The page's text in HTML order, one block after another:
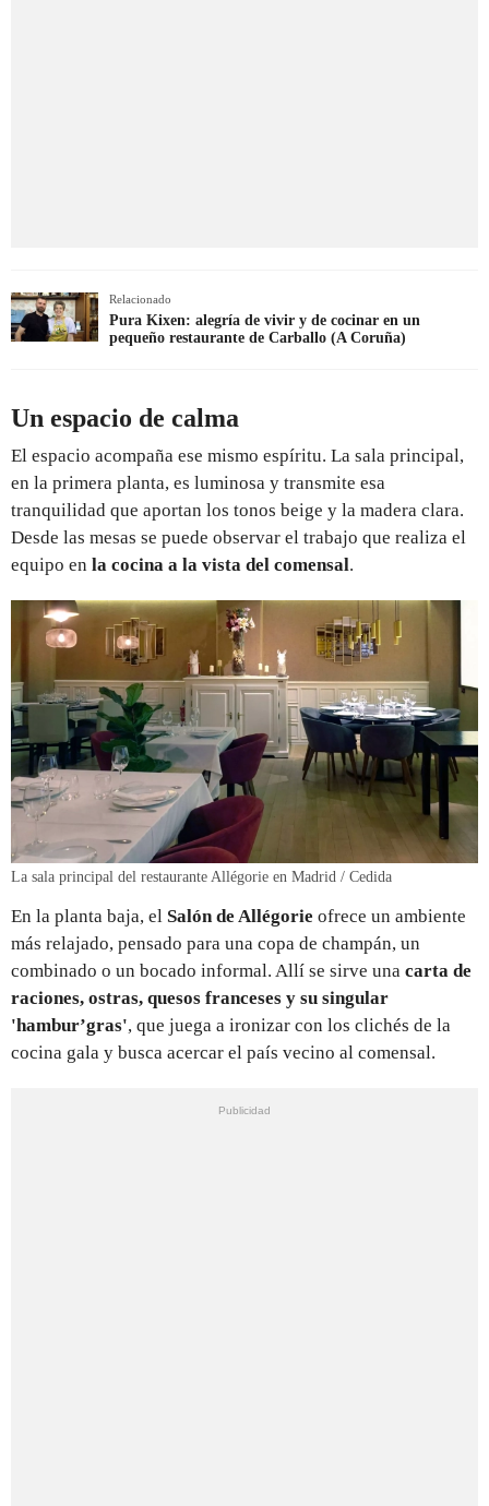
Relacionado
Pura Kixen: alegría de vivir y de cocinar en un
pequeño restaurante de Carballo (A Coruña)
Un espacio de calma
El espacio acompaña ese mismo espíritu. La sala principal,
en la primera planta, es luminosa y transmite esa
tranquilidad que aportan los tonos beige y la madera clara.
Desde las mesas se puede observar el trabajo que realiza el
equipo en la cocina a la vista del comensal.
La sala principal del restaurante Allégorie en Madrid / Cedida
En la planta baja, el Salón de Allégorie ofrece un ambiente
más relajado, pensado para una copa de champán, un
combinado o un bocado informal. Allí se sirve una carta de
raciones, ostras, quesos franceses y su singular
'hambur’gras', que juega a ironizar con los clichés de la
cocina gala y busca acercar el país vecino al comensal.